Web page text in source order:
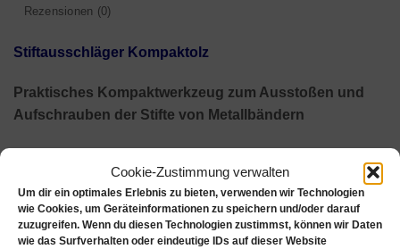
Cookie-Zustimmung verwalten
Um dir ein optimales Erlebnis zu bieten, verwenden wir Technologien
wie Cookies, um Geräteinformationen zu speichern und/oder darauf
zuzugreifen. Wenn du diesen Technologien zustimmst, können wir Daten
wie das Surfverhalten oder eindeutige IDs auf dieser Website
Rezensionen (0)
Stiftausschläger Kompaktolz
Praktisches Kompaktwerkzeug zum Ausstoßen und
Aufschrauben der Stifte von Metallbändern
Ständer mit Bandaufnahme
Satz Ausstoßstifte (6 Stk.)